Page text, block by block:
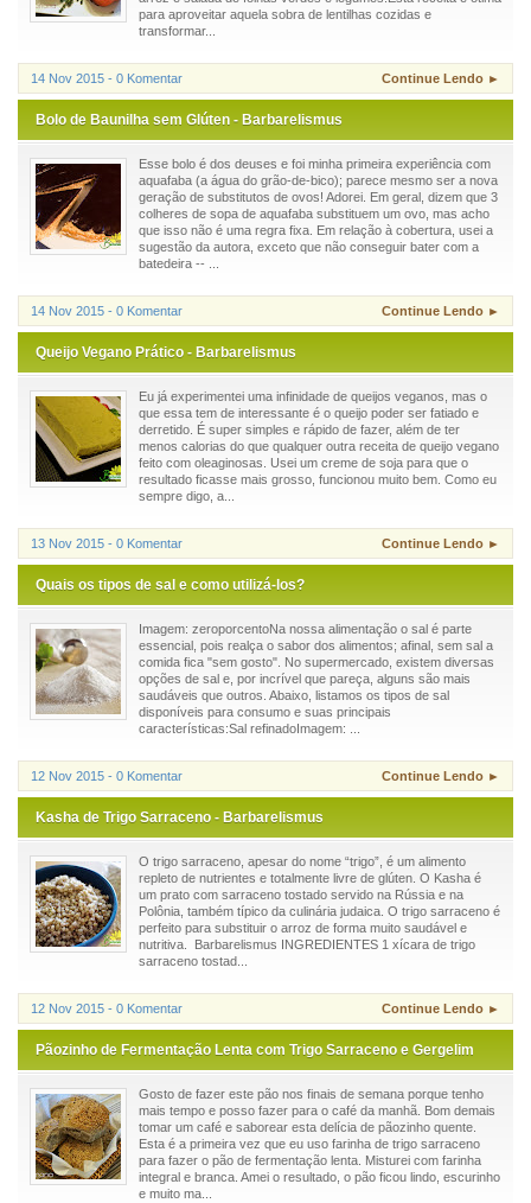
para aproveitar aquela sobra de lentilhas cozidas e
transformar...
14 Nov 2015 - 0 Komentar Continue Lendo ►
Bolo de Baunilha sem Glúten - Barbarelismus
Esse bolo é dos deuses e foi minha primeira experiência com
aquafaba (a água do grão-de-bico); parece mesmo ser a nova
geração de substitutos de ovos! Adorei. Em geral, dizem que 3
colheres de sopa de aquafaba substituem um ovo, mas acho
que isso não é uma regra fixa. Em relação à cobertura, usei a
sugestão da autora, exceto que não conseguir bater com a
batedeira -- ...
14 Nov 2015 - 0 Komentar Continue Lendo ►
Queijo Vegano Prático - Barbarelismus
Eu já experimentei uma infinidade de queijos veganos, mas o
que essa tem de interessante é o queijo poder ser fatiado e
derretido. É super simples e rápido de fazer, além de ter
menos calorias do que qualquer outra receita de queijo vegano
feito com oleaginosas. Usei um creme de soja para que o
resultado ficasse mais grosso, funcionou muito bem. Como eu
sempre digo, a...
13 Nov 2015 - 0 Komentar Continue Lendo ►
Quais os tipos de sal e como utilizá-los?
Imagem: zeroporcentoNa nossa alimentação o sal é parte
essencial, pois realça o sabor dos alimentos; afinal, sem sal a
comida fica "sem gosto". No supermercado, existem diversas
opções de sal e, por incrível que pareça, alguns são mais
saudáveis que outros. Abaixo, listamos os tipos de sal
disponíveis para consumo e suas principais
características:Sal refinadoImagem: ...
12 Nov 2015 - 0 Komentar Continue Lendo ►
Kasha de Trigo Sarraceno - Barbarelismus
O trigo sarraceno, apesar do nome “trigo”, é um alimento
repleto de nutrientes e totalmente livre de glúten. O Kasha é
um prato com sarraceno tostado servido na Rússia e na
Polônia, também típico da culinária judaica. O trigo sarraceno é
perfeito para substituir o arroz de forma muito saudável e
nutritiva. Barbarelismus INGREDIENTES 1 xícara de trigo
sarraceno tostad...
12 Nov 2015 - 0 Komentar Continue Lendo ►
Pãozinho de Fermentação Lenta com Trigo Sarraceno e Gergelim
Gosto de fazer este pão nos finais de semana porque tenho
mais tempo e posso fazer para o café da manhã. Bom demais
tomar um café e saborear esta delícia de pãozinho quente.
Esta é a primeira vez que eu uso farinha de trigo sarraceno
para fazer o pão de fermentação lenta. Misturei com farinha
integral e branca. Amei o resultado, o pão ficou lindo, escurinho
e muito ma...